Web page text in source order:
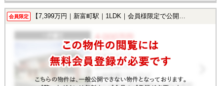
会員限定 【7,399万円｜新富町駅｜1LDK｜会員様限定で公開中！】